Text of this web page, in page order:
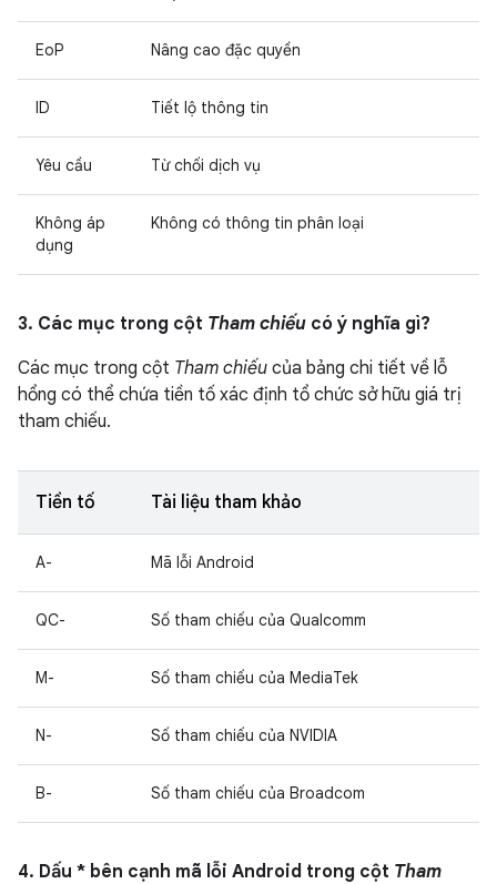
EoP Nâng cao đặc quyền
ID Tiết lộ thông tin
Yêu cầu Từ chối dịch vụ
Không áp
dụng
Không có thông tin phân loại
3. Các mục trong cột Tham chiếu có ý nghĩa gì?
Các mục trong cột Tham chiếu của bảng chi tiết về lỗ
hổng có thể chứa tiền tố xác định tổ chức sở hữu giá trị
tham chiếu.
Tiền tố Tài liệu tham khảo
A- Mã lỗi Android
QC- Số tham chiếu của Qualcomm
M- Số tham chiếu của MediaTek
N- Số tham chiếu của NVIDIA
B- Số tham chiếu của Broadcom
4. Dấu * bên cạnh mã lỗi Android trong cột Tham